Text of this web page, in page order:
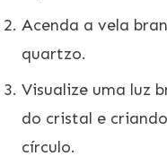
Acenda a vela
quartzo.
Visualize uma luz
do cristal e
círculo.